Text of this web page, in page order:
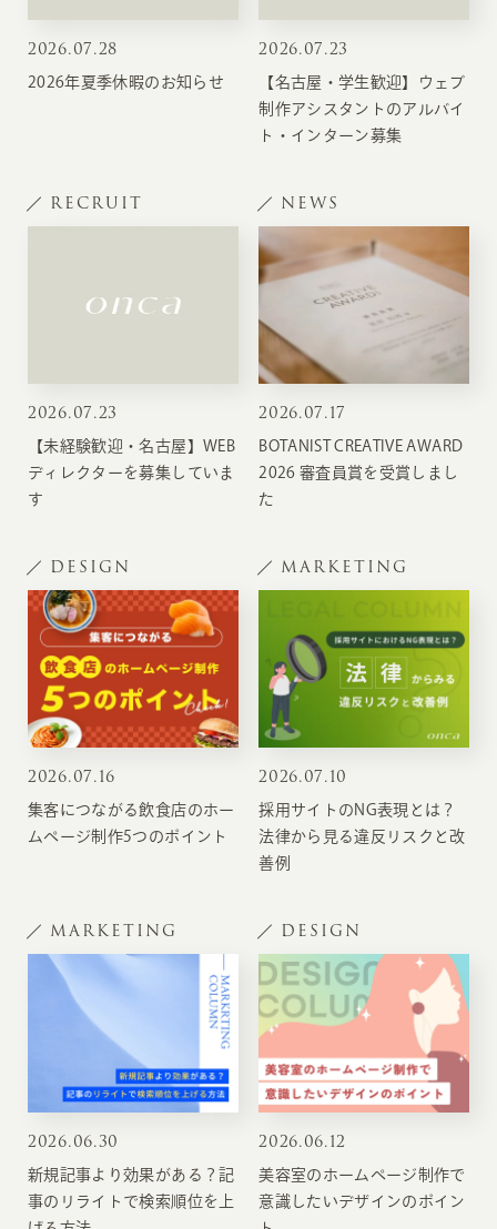
2026.07.28
2026年夏季休暇のお知らせ
2026.07.23
【名古屋・学生歓迎】ウェブ
制作アシスタントのアルバイ
ト・インターン募集
RECRUIT
2026.07.23
【未経験歓迎・名古屋】WEB
ディレクターを募集していま
す
NEWS
2026.07.17
BOTANIST CREATIVE AWARD
2026 審査員賞を受賞しまし
た
DESIGN
2026.07.16
集客につながる飲食店のホー
ムページ制作5つのポイント
MARKETING
2026.07.10
採用サイトのNG表現とは？
法律から見る違反リスクと改
善例
MARKETING
2026.06.30
新規記事より効果がある？記
事のリライトで検索順位を上
DESIGN
2026.06.12
美容室のホームページ制作で
意識したいデザインのポイン